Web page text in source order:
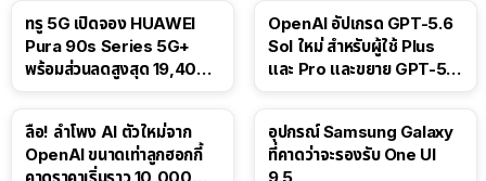
ทรู 5G เปิดจอง HUAWEI
Pura 90s Series 5G+
พร้อมส่วนลดสูงสุด 19,400
OpenAI อัปเกรด GPT-5.6
Sol ใหม่ สำหรับผู้ใช้ Plus
และ Pro และขยาย GPT-5.6
ลือ! ลำโพง AI ตัวใหม่จาก
OpenAI ขนาดเท่าลูกฮอกกี้
อุปกรณ์ Samsung Galaxy
ที่คาดว่าจะรองรับ One UI